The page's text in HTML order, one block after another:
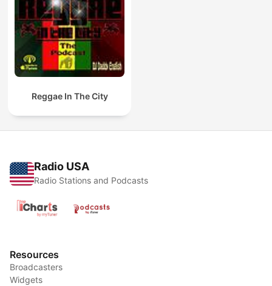
Reggae In The City
Radio USA
Radio Stations and Podcasts
Resources
Broadcasters
Widgets